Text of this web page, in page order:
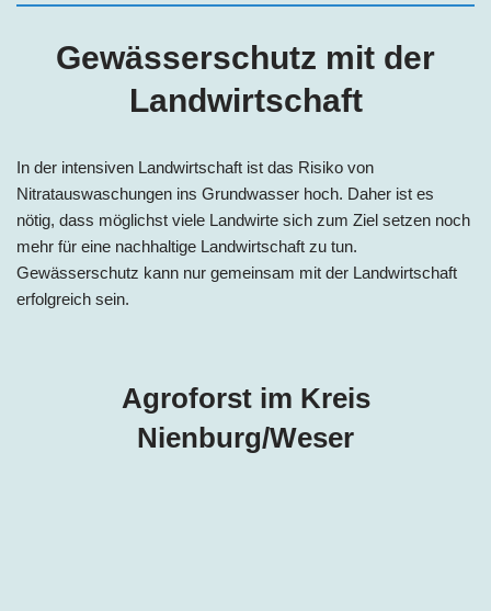
Gewässerschutz mit der
Landwirtschaft
In der intensiven Landwirtschaft ist das Risiko von
Nitratauswaschungen ins Grundwasser hoch. Daher ist es
nötig, dass möglichst viele Landwirte sich zum Ziel setzen noch
mehr für eine nachhaltige Landwirtschaft zu tun.
Gewässerschutz kann nur gemeinsam mit der Landwirtschaft
erfolgreich sein.
Agroforst im Kreis
Nienburg/Weser